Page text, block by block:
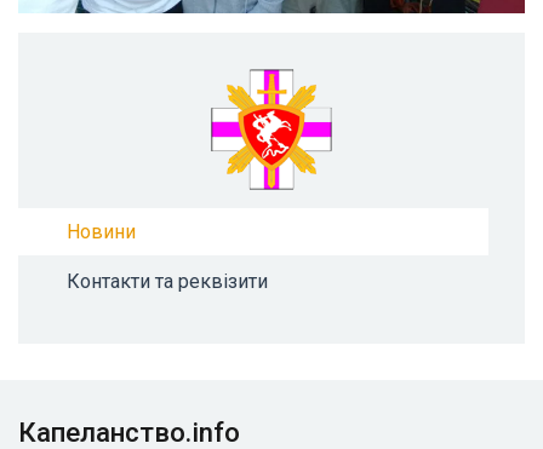
Новини
Контакти та реквізити
Капеланство.info